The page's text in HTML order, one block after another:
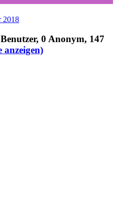
2018
, 0 Anonym, 147
anzeigen)